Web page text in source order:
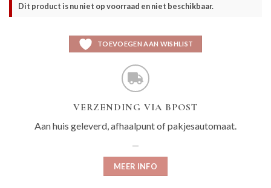
Dit product is nu niet op voorraad en niet beschikbaar.
TOEVOEGEN AAN WISHLIST
VERZENDING VIA BPOST
Aan huis geleverd, afhaalpunt of pakjesautomaat.
MEER INFO